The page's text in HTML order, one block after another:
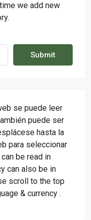
we add new
Submit
se puede leer
puede ser
hasta la
para seleccionar
be read in
can also be in
scroll to the top
& currency .